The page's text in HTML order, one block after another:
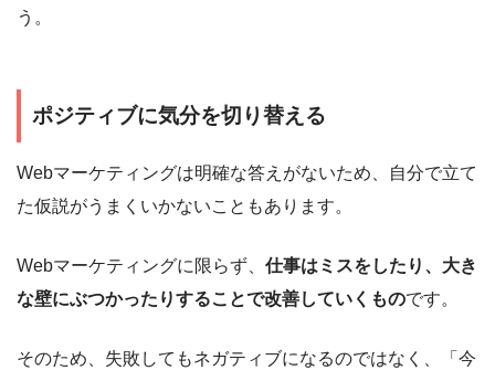
う。
ポジティブに気分を切り替える
Webマーケティングは明確な答えがないため、自分で立て
た仮説がうまくいかないこともあります。
Webマーケティングに限らず、 仕事はミスをしたり、大き
な壁にぶつかったりすることで改善していくものです。
そのため、失敗してもネガティブになるのではなく、「今